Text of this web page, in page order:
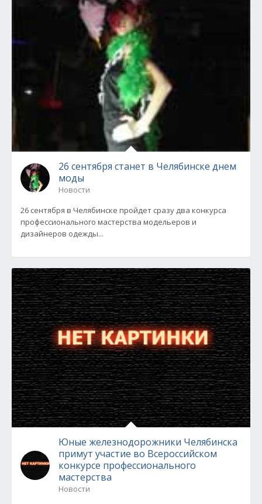
26 сентября станет в Челябинске днем
моды
Новости
26 сентября в Челябинске пройдет сразу два конкурса
профессионального мастерства модельеров и
дизайнеров одежды...
Юные железнодорожники Челябинска
примут участие во Всероссийском
конкурсе профессионального
мастерства
Новости